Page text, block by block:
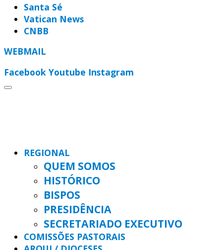
Santa Sé
Vatican News
CNBB
WEBMAIL
Facebook Youtube Instagram
REGIONAL
QUEM SOMOS
HISTÓRICO
BISPOS
PRESIDÊNCIA
SECRETARIADO EXECUTIVO
COMISSÕES PASTORAIS